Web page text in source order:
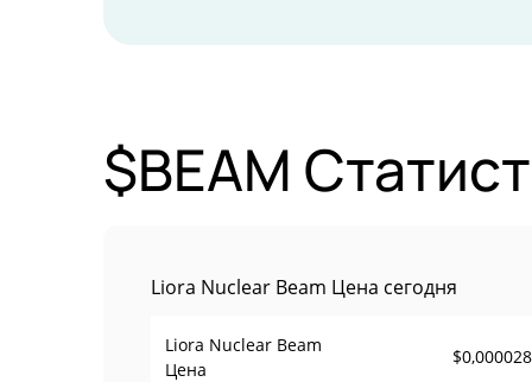
$BEAM
Liora Nuclear Beam Цена сегодня
Liora Nuclear Beam
Цена